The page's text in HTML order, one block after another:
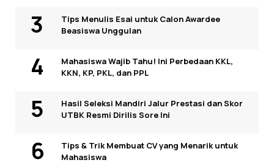
Tips Menulis Esai untuk Calon Awardee
Beasiswa Unggulan
Mahasiswa Wajib Tahu! Ini Perbedaan KKL,
KKN, KP, PKL, dan PPL
Hasil Seleksi Mandiri Jalur Prestasi dan Skor
UTBK Resmi Dirilis Sore Ini
Tips & Trik Membuat CV yang Menarik untuk
Mahasiswa